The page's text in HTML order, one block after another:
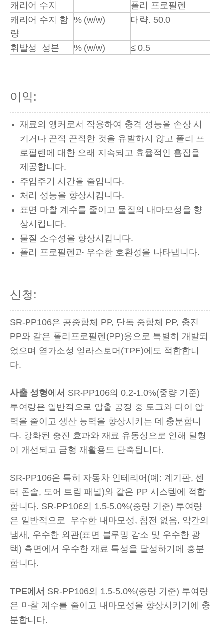
캐리어 수지
폴리 프로필렌
캐리어 수지 함
량
% (w/w) 대략. 50.0
휘발성 성분 % (w/w) ≤ 0.5
이익:
재료의 앵커로서 작용하여 충격 성능을 손상 시
키거나 끈적 끈적한 것을 유발하지 않고 폴리 프
로필렌에 대한 오래 지속되고 효율적인 흠집을
제공합니다.
주입주기 시간을 줄입니다.
처리 성능을 향상시킵니다.
표면 마찰 계수를 줄이고 물질의 내마모성을 향
상시킵니다.
물질 소수성을 향상시킵니다.
폴리 프로필렌과 우수한 호환성을 나타냅니다.
신청:
SR-PP106은 공중합체 PP, 단독 중합체 PP, 충진
PP와 같은 폴리프로필렌(PP)용으로 특별히 개발되
었으며 열가소성 엘라스토머(TPE)에도 적합합니
다.
사출 성형에서 SR-PP106의 0.2-1.0%(중량 기준)
투여량은 일반적으로 압출 공정 중 토크와 다이 압
력을 줄이고 생산 능력을 향상시키는 데 충분합니
다. 강화된 충진 효과와 재료 유동성으로 인해 탈형
이 개선되고 금형 재활용도 단축됩니다.
SR-PP106은 특히 자동차 인테리어(예: 계기판, 센
터 콘솔, 도어 트림 패널)와 같은 PP 시스템에 적합
합니다. SR-PP106의 1.5-5.0%(중량 기준) 투여량
은 일반적으로 우수한 내마모성, 침전 없음, 약간의
냄새, 우수한 외관(표면 블루밍 감소 및 우수한 광
택) 측면에서 우수한 재료 특성을 달성하기에 충분
합니다.
TPE에서 SR-PP106의 1.5-5.0%(중량 기준) 투여량
은 마찰 계수를 줄이고 내마모성을 향상시키기에 충
분합니다.